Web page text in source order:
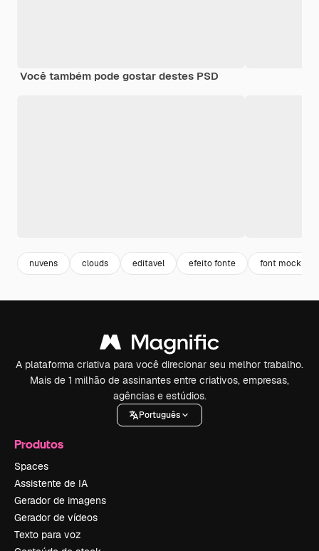
Você também pode gostar destes PSD
nuvens clouds editavel efeito fonte font mockup
A plataforma criativa para você direcionar seu melhor trabalho.
Mais de 1 milhão de assinantes entre criativos, empresas,
agências e estúdios.
Português
Produtos
Spaces
Assistente de IA
Gerador de imagens
Gerador de vídeos
Texto para voz